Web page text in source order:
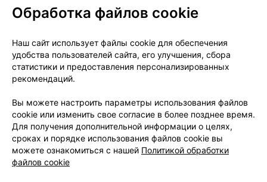
Вспомогательные вещества:
целлюлоза
микрокристаллическая, кроскармеллоза натрия,
магния стеарат, кремния диоксид коллоидный
безводный, Опадрай 85F28751 II IP Белый
(содержит поливиниловый спирт, частично
тальк, железа оксид желтый Е172).
Внешний вид препарата и прочие сведения
Обработка файлов cookie
Наш сайт использует файлы cookie для обеспечения
удобства пользователей сайта, его улучшения, сбора
статистики и предоставления персонализированных
рекомендаций.
Вы можете настроить параметры использования файлов
cookie или изменить свое согласие в более позднее время.
Для получения дополнительной информации о целях,
сроках и порядке использования файлов cookie вы
можете ознакомиться с нашей Политикой обработки
файлов cookie